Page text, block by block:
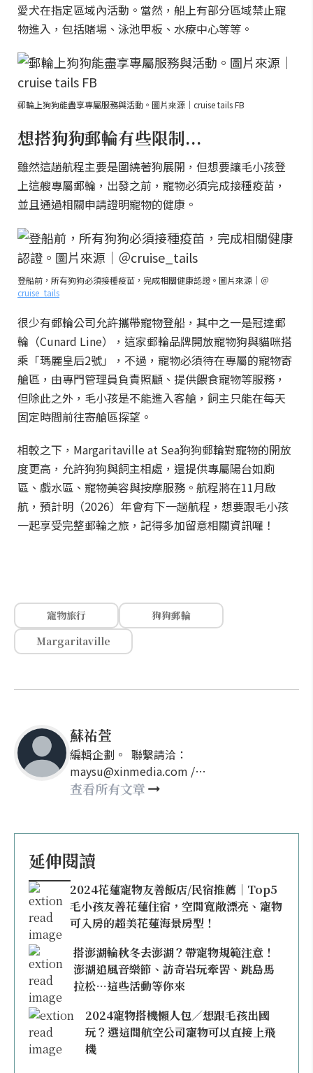
愛犬在指定區域內活動。當然，船上有部分區域禁止寵
物進入，包括賭場、泳池甲板、水療中心等等。
郵輪上狗狗能盡享專屬服務與活動。圖片來源｜cruise tails FB
想搭狗狗郵輪有些限制...
雖然這趟航程主要是圍繞著狗展開，但想要讓毛小孩登
上這艘專屬郵輪，出發之前，寵物必須完成接種疫苗，
並且通過相關申請證明寵物的健康。
登船前，所有狗狗必須接種疫苗，完成相關健康認證。圖片來源｜＠
cruise_tails
很少有郵輪公司允許攜帶寵物登船，其中之一是冠達郵
輪（Cunard Line），這家郵輪品牌開放寵物狗與貓咪搭
乘「瑪麗皇后2號」，不過，寵物必須待在專屬的寵物寄
艙區，由專門管理員負責照顧、提供餵食寵物等服務，
但除此之外，毛小孩是不能進入客艙，飼主只能在每天
固定時間前往寄艙區探望。
相較之下，Margaritaville at Sea狗狗郵輪對寵物的開放
度更高，允許狗狗與飼主相處，還提供專屬陽台如廁
區、戲水區、寵物美容與按摩服務。航程將在11月啟
航，預計明（2026）年會有下一趟航程，想要跟毛小孩
一起享受完整郵輪之旅，記得多加留意相關資訊囉！
寵物旅行
狗狗郵輪
Margaritaville
蘇祐萱
編輯企劃。 聯繫請洽：
maysu@xinmedia.com /
may860527@gmail.com
查看所有文章
延伸閱讀
2024花蓮寵物友善飯店/民宿推薦｜Top5
毛小孩友善花蓮住宿，空間寬敞漂亮、寵物
可入房的超美花蓮海景房型！
搭澎湖輪秋冬去澎湖？帶寵物規範注意！
澎湖追風音樂節、訪奇岩玩牽罟、跳島馬
拉松…這些活動等你來
2024寵物搭機懶人包／想跟毛孩出國
玩？選這間航空公司寵物可以直接上飛
機